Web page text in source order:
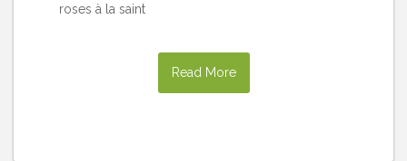
roses à la saint
Read More